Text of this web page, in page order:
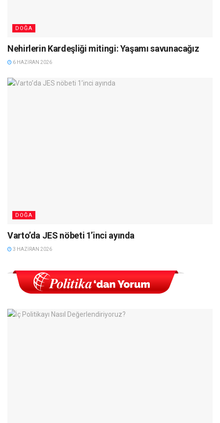
DOĞA
Nehirlerin Kardeşliği mitingi: Yaşamı savunacağız
6 HAZIRAN 2026
DOĞA
Varto’da JES nöbeti 1’inci ayında
3 HAZIRAN 2026